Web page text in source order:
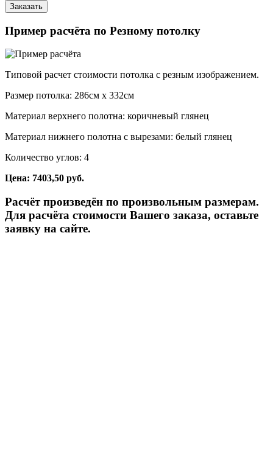
Пример расчёта по Резному потолку
Типовой расчет стоимости потолка с резным изображением.
Размер потолка: 286см x 332см
Материал верхнего полотна: коричневый глянец
Материал нижнего полотна с вырезами: белый глянец
Количество углов: 4
Цена: 7403,50 руб.
Расчёт произведён по произвольным размерам.
Для расчёта стоимости Вашего заказа, оставьте
заявку на сайте.